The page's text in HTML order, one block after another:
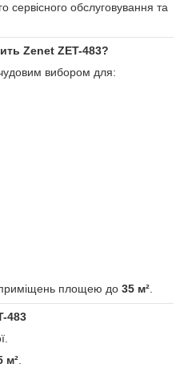
сервісного обслуговування та
Zenet ZET-483?
вибором для:
приміщень площею до 35 м²
483
м²